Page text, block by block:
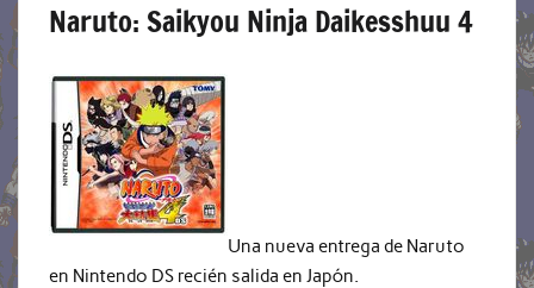
Naruto: Saikyou Ninja Daikesshuu 4
Una nueva entrega de Naruto
en Nintendo DS recién salida en Japón.